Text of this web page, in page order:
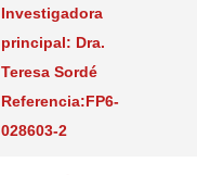
Investigadora
principal: Dra.
Teresa Sordé
Referencia:FP6-
028603-2